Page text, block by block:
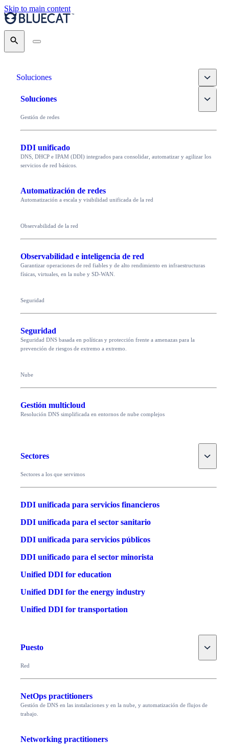
Skip to main content
Search
Soluciones Toggle
Soluciones Toggle
Gestión de redes
DDI unificado
DNS, DHCP e IPAM (DDI) integrados para consolidar, automatizar y agilizar los
servicios de red básicos.
Automatización de redes
Automatización a escala y visibilidad unificada de la red
Observabilidad de la red
Observabilidad e inteligencia de red
Garantizar operaciones de red fiables y de alto rendimiento en infraestructuras
físicas, virtuales, en la nube y SD-WAN.
Seguridad
Seguridad
Seguridad DNS basada en políticas y protección frente a amenazas para la
prevención de riesgos de extremo a extremo.
Nube
Gestión multicloud
Resolución DNS simplificada en entornos de nube complejos
Sectores Toggle
Sectores a los que servimos
DDI unificada para servicios financieros
DDI unificada para el sector sanitario
DDI unificada para servicios públicos
DDI unificado para el sector minorista
Unified DDI for education
Unified DDI for the energy industry
Unified DDI for transportation
Puesto Toggle
Red
NetOps practitioners
Gestión de DNS en las instalaciones y en la nube, y automatización de flujos de
trabajo.
Networking practitioners